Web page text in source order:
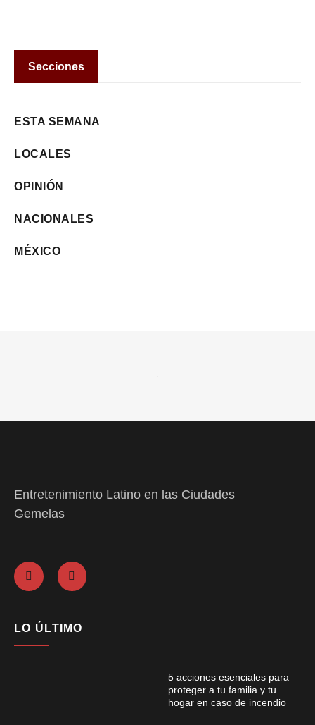
Secciones
ESTA SEMANA
LOCALES
OPINIÓN
NACIONALES
MÉXICO
Entretenimiento Latino en las Ciudades
Gemelas
LO ÚLTIMO
5 acciones esenciales para
proteger a tu familia y tu
hogar en caso de incendio